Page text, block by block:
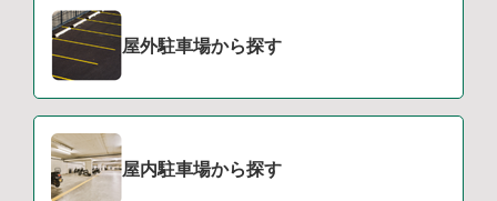
屋外駐車場から探す
屋内駐車場から探す